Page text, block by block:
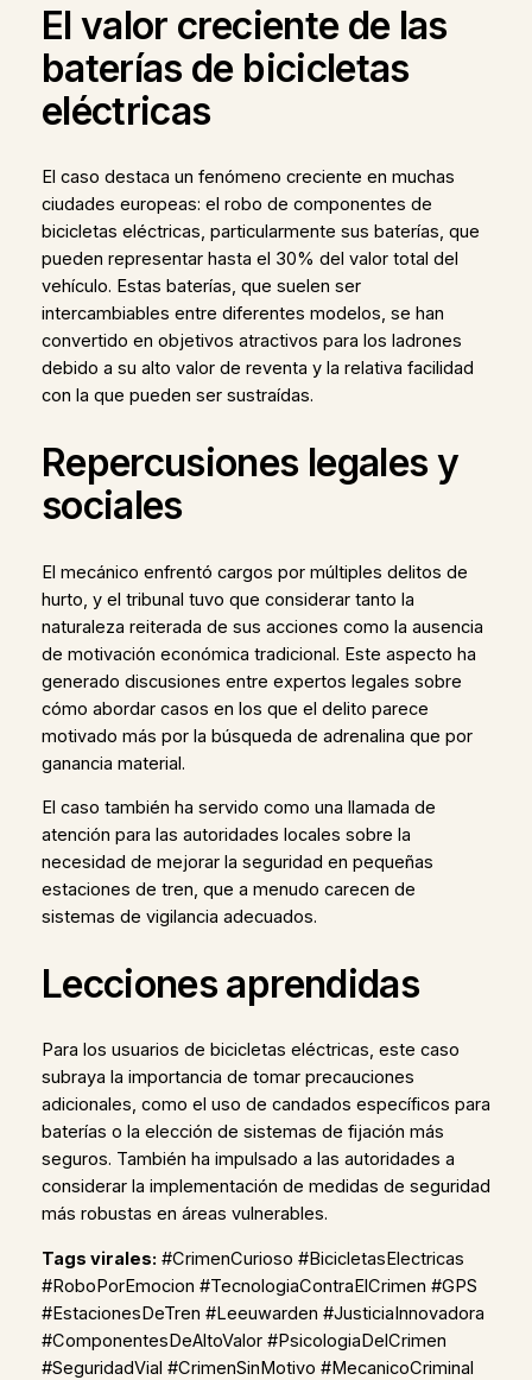
El valor creciente de las
baterías de bicicletas
eléctricas
El caso destaca un fenómeno creciente en muchas
ciudades europeas: el robo de componentes de
bicicletas eléctricas, particularmente sus baterías, que
pueden representar hasta el 30% del valor total del
vehículo. Estas baterías, que suelen ser
intercambiables entre diferentes modelos, se han
convertido en objetivos atractivos para los ladrones
debido a su alto valor de reventa y la relativa facilidad
con la que pueden ser sustraídas.
Repercusiones legales y
sociales
El mecánico enfrentó cargos por múltiples delitos de
hurto, y el tribunal tuvo que considerar tanto la
naturaleza reiterada de sus acciones como la ausencia
de motivación económica tradicional. Este aspecto ha
generado discusiones entre expertos legales sobre
cómo abordar casos en los que el delito parece
motivado más por la búsqueda de adrenalina que por
ganancia material.
El caso también ha servido como una llamada de
atención para las autoridades locales sobre la
necesidad de mejorar la seguridad en pequeñas
estaciones de tren, que a menudo carecen de
sistemas de vigilancia adecuados.
Lecciones aprendidas
Para los usuarios de bicicletas eléctricas, este caso
subraya la importancia de tomar precauciones
adicionales, como el uso de candados específicos para
baterías o la elección de sistemas de fijación más
seguros. También ha impulsado a las autoridades a
considerar la implementación de medidas de seguridad
más robustas en áreas vulnerables.
Tags virales: #CrimenCurioso #BicicletasElectricas
#RoboPorEmocion #TecnologiaContraElCrimen #GPS
#EstacionesDeTren #Leeuwarden #JusticiaInnovadora
#ComponentesDeAltoValor #PsicologiaDelCrimen
#SeguridadVial #CrimenSinMotivo #MecanicoCriminal